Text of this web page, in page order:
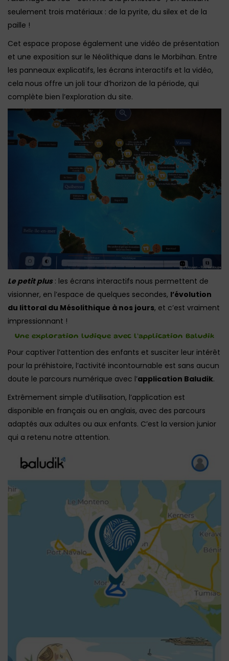
seulement trois matériaux : de la pyrite, du silex et de la
paille !
Cet espace propose également une vidéo de présentation
et une exposition sur le Néolithique dans le Morbihan. Entre
les panneaux explicatifs, les écrans interactifs et la vidéo,
cela nous offre un joli tour d’horizon de la période, qui
complète bien l’exploration du site.
Le petit plus: les écrans interactifs nous permettent de
visionner, en l’espace de quelques secondes, l’évolution
du littoral du Mésolithique à nos jours, et c’est vraiment
impressionnant !
Une exploration ludique avec l’application Baludik
Pour captiver l’attention des enfants et susciter leur intérêt
pour la préhistoire, l’activité incontournable est sans aucun
doute le parcours numérique avec l’application Baludik.
Extrêmement simple d’utilisation, l’application est
disponible en français ou en anglais, avec des parcours
adaptés aux adultes ou aux enfants. C’est la version junior
qui a retenu notre attention.